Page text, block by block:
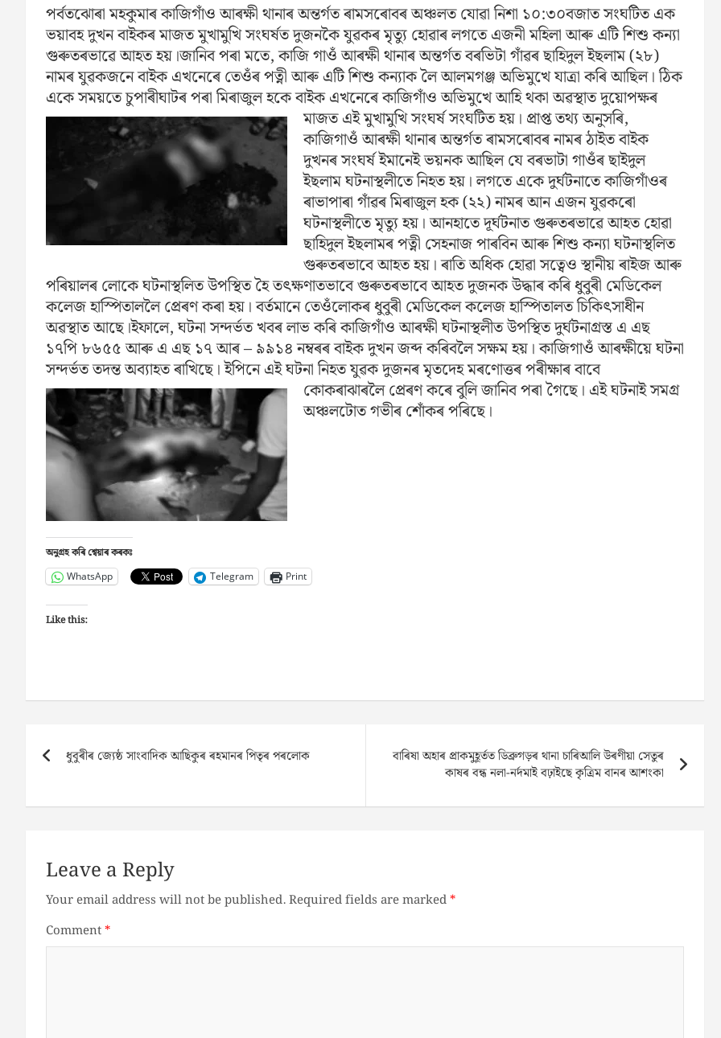
পৰ্বতঝোৰা মহকুমাৰ কাজিগাঁও আৰক্ষী থানাৰ অন্তৰ্গত ৰামসৰোবৰ অঞ্চলত যোৱা নিশা ১০:৩০বজাত সংঘটিত এক
ভয়াবহ দুখন বাইকৰ মাজত মুখামুখি সংঘৰ্ষত দুজনকৈ যুৱকৰ মৃত্যু হোৱাৰ লগতে এজনী মহিলা আৰু এটি শিশু কন্যা
গুৰুতৰভাৱে আহত হয়।জানিব পৰা মতে, কাজি গাওঁ আৰক্ষী থানাৰ অন্তৰ্গত বৰভিটা গাঁৱৰ ছাহিদুল ইছলাম (২৮)
নামৰ যুৱকজনে বাইক এখনেৰে তেওঁৰ পত্নী আৰু এটি শিশু কন্যাক লৈ আলমগঞ্জ অভিমুখে যাত্ৰা কৰি আছিল। ঠিক
একে সময়তে চুপাৰীঘাটৰ পৰা মিৰাজুল হকে বাইক এখনেৰে কাজিগাঁও অভিমুখে আহি থকা অৱস্থাতদুয়োপক্ষৰ
মাজত এই মুখামুখি সংঘৰ্ষ সংঘটিত হয়। প্ৰাপ্ত তথ্য অনুসৰি,
কাজিগাওঁ আৰক্ষী থানাৰ অন্তৰ্গত ৰামসৰোবৰ নামৰ ঠাইত বাইক
দুখনৰ সংঘৰ্ষ ইমানেই ভয়নক আছিল যে বৰভাটা গাওঁৰ ছাইদুল
ইছলাম ঘটনাস্থলীতে নিহত হয়। লগতে একে দুৰ্ঘটনাতে কাজিগাঁওৰ
ৰাভাপাৰা গাঁৱৰ মিৰাজুল হক (২২) নামৰ আন এজন যুৱকৰো
ঘটনাস্থলীতে মৃত্যু হয়। আনহাতে দূৰ্ঘটনাত গুৰুতৰভাৱে আহত হোৱা
ছাহিদুল ইছলামৰ পত্নী সেহনাজ পাৰবিন আৰু শিশু কন্যা ঘটনাস্থলিত
গুৰুতৰভাবে আহত হয়। ৰাতি অধিক হোৱা সত্বেও স্থানীয় ৰাইজ আৰু
পৰিয়ালৰ লোকে ঘটনাস্থলিত উপস্থিত হৈ তৎক্ষণাতভাবে গুৰুতৰভাবে আহত দুজনক উদ্ধাৰ কৰি ধুবুৰী মেডিকেল
কলেজ হাস্পিতাললৈ প্ৰেৰণ কৰা হয়। বৰ্তমানে তেওঁলোকৰ ধুবুৰী মেডিকেল কলেজ হাস্পিতালত চিকিৎসাধীন
অৱস্থাত আছে।ইফালে, ঘটনা সন্দৰ্ভত খবৰ লাভ কৰি কাজিগাঁও আৰক্ষী ঘটনাস্থলীত উপস্থিত দুৰ্ঘটনাগ্ৰস্ত এ এছ
১৭পি ৮৬৫৫ আৰু এ এছ ১৭ আৰ – ৯৯১৪ নম্বৰৰ বাইক দুখন জব্দ কৰিবলৈ সক্ষম হয়। কাজিগাওঁ আৰক্ষীয়ে ঘটনা
সন্দৰ্ভত তদন্ত অব্যাহত ৰাখিছে। ইপিনে এই ঘটনা নিহত যুৱক দুজনৰ মৃতদেহ মৰণোত্তৰ পৰীক্ষাৰ বাবে
কোকৰাঝাৰলৈ প্ৰেৰণ কৰে বুলি জানিব পৰা গৈছে। এইঘটনাই সমগ্ৰ
অঞ্চলটোত গভীৰ শোঁকৰ পৰিছে।
অনুগ্ৰহ কৰি শ্বেয়াৰ কৰকঃ
WhatsApp Telegram Print
Like this:
Post
navigation
ধুবুৰীৰ জ্যেষ্ঠ সাংবাদিক আছিকুৰ ৰহমানৰ পিতৃৰ পৰলোক
বাৰিষা অহাৰ প্ৰাকমুহূৰ্তত ডিব্ৰুগড়ৰ থানা চাৰিআলি উৰণীয়া সেতুৰ
কাষৰ বন্ধ নলা-নৰ্দমাই বঢ়াইছে কৃত্ৰিম বানৰ আশংকা
Leave a Reply
Your email address will not be published.Required fields are marked*
Comment*